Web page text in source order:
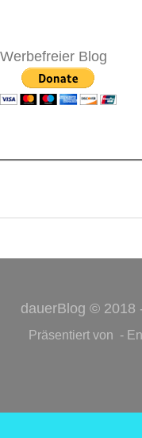
Werbefreier Blog
dauerBlog © 2018
Präsentiert von -